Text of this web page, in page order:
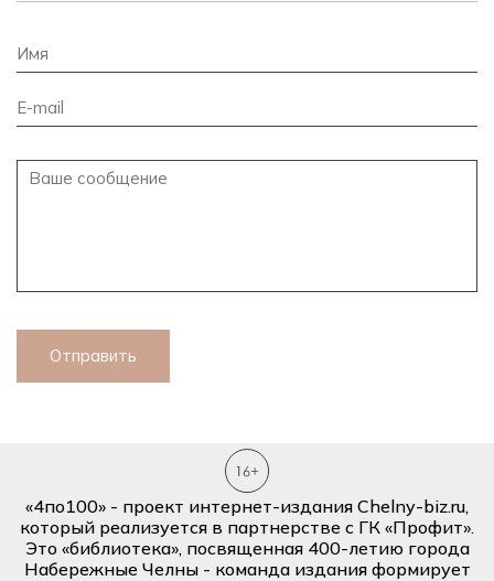
Отправить
«4по100» - проект интернет-издания Chelny-biz.ru,
который реализуется в партнерстве с ГК «Профит».
Это «библиотека», посвященная 400-летию города
Набережные Челны - команда издания формирует